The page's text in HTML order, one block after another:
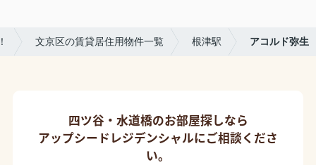
文京区の賃貸居住用物件一覧 根津駅 アコルド弥生
四ツ谷・水道橋のお部屋探しなら
アップシードレジデンシャルにご相談くださ
い。